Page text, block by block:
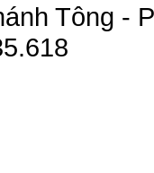
Tông -